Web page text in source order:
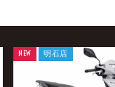
NEW 明石店